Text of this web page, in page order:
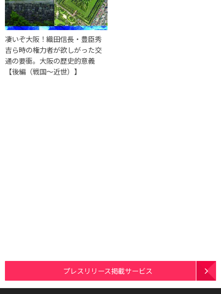
凄いぞ大阪！織田信長・豊臣秀
吉ら時の権力者が欲しがった交
通の要衝。大阪の歴史的意義
【後編（戦国～近世）】
プレスリリース掲載サービス